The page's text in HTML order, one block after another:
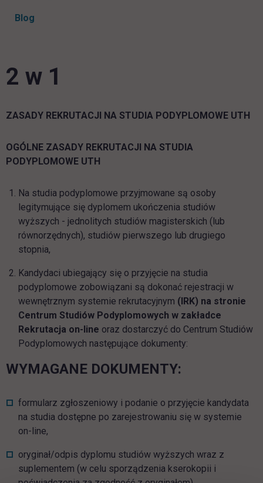
Blog
2 w 1
ZASADY REKRUTACJI NA STUDIA PODYPLOMOWE UTH
OGÓLNE ZASADY REKRUTACJI NA STUDIA
PODYPLOMOWE UTH
Na studia podyplomowe przyjmowane są osoby
legitymujące się dyplomem ukończenia studiów
wyższych - jednolitych studiów magisterskich (lub
równorzędnych), studiów pierwszego lub drugiego
stopnia,
Kandydaci ubiegający się o przyjęcie na studia
podyplomowe zobowiązani są dokonać rejestracji w
wewnętrznym systemie rekrutacyjnym (IRK) na stronie
Centrum Studiów Podyplomowych w zakładce
Rekrutacja on-line oraz dostarczyć do Centrum Studiów
Podyplomowych następujące dokumenty:
WYMAGANE DOKUMENTY:
formularz zgłoszeniowy i podanie o przyjęcie kandydata
na studia dostępne po zarejestrowaniu się w systemie
on-line,
oryginał/odpis dyplomu studiów wyższych wraz z
suplementem (w celu sporządzenia kserokopii i